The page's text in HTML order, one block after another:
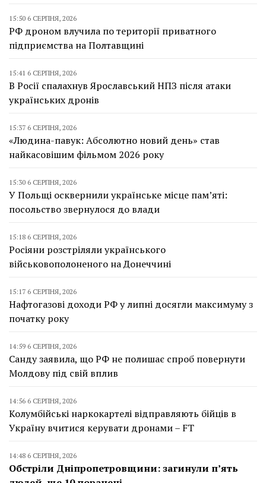
15:50 6 СЕРПНЯ, 2026
РФ дроном влучила по території приватного
підприємства на Полтавщині
15:41 6 СЕРПНЯ, 2026
В Росії спалахнув Ярославський НПЗ після атаки
українських дронів
15:37 6 СЕРПНЯ, 2026
«Людина-павук: Абсолютно новий день» став
найкасовішим фільмом 2026 року
15:30 6 СЕРПНЯ, 2026
У Польщі осквернили українське місце пам’яті:
посольство звернулося до влади
15:18 6 СЕРПНЯ, 2026
Росіяни розстріляли українського
військовополоненого на Донеччині
15:17 6 СЕРПНЯ, 2026
Нафтогазові доходи РФ у липні досягли максимуму з
початку року
14:59 6 СЕРПНЯ, 2026
Санду заявила, що РФ не полишає спроб повернути
Молдову під свій вплив
14:56 6 СЕРПНЯ, 2026
Колумбійські наркокартелі відправляють бійців в
Україну вчитися керувати дронами – FT
14:48 6 СЕРПНЯ, 2026
Обстріли Дніпропетровщини: загинули п’ять